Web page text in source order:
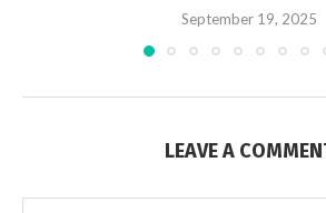
September 19, 2025
LEAVE A